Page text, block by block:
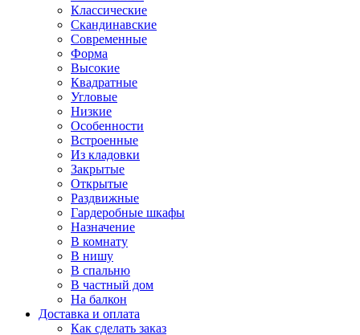
Классические
Скандинавские
Современные
Форма
Высокие
Квадратные
Угловые
Низкие
Особенности
Встроенные
Из кладовки
Закрытые
Открытые
Раздвижные
Гардеробные шкафы
Назначение
В комнату
В нишу
В спальню
В частный дом
На балкон
Доставка и оплата
Как сделать заказ